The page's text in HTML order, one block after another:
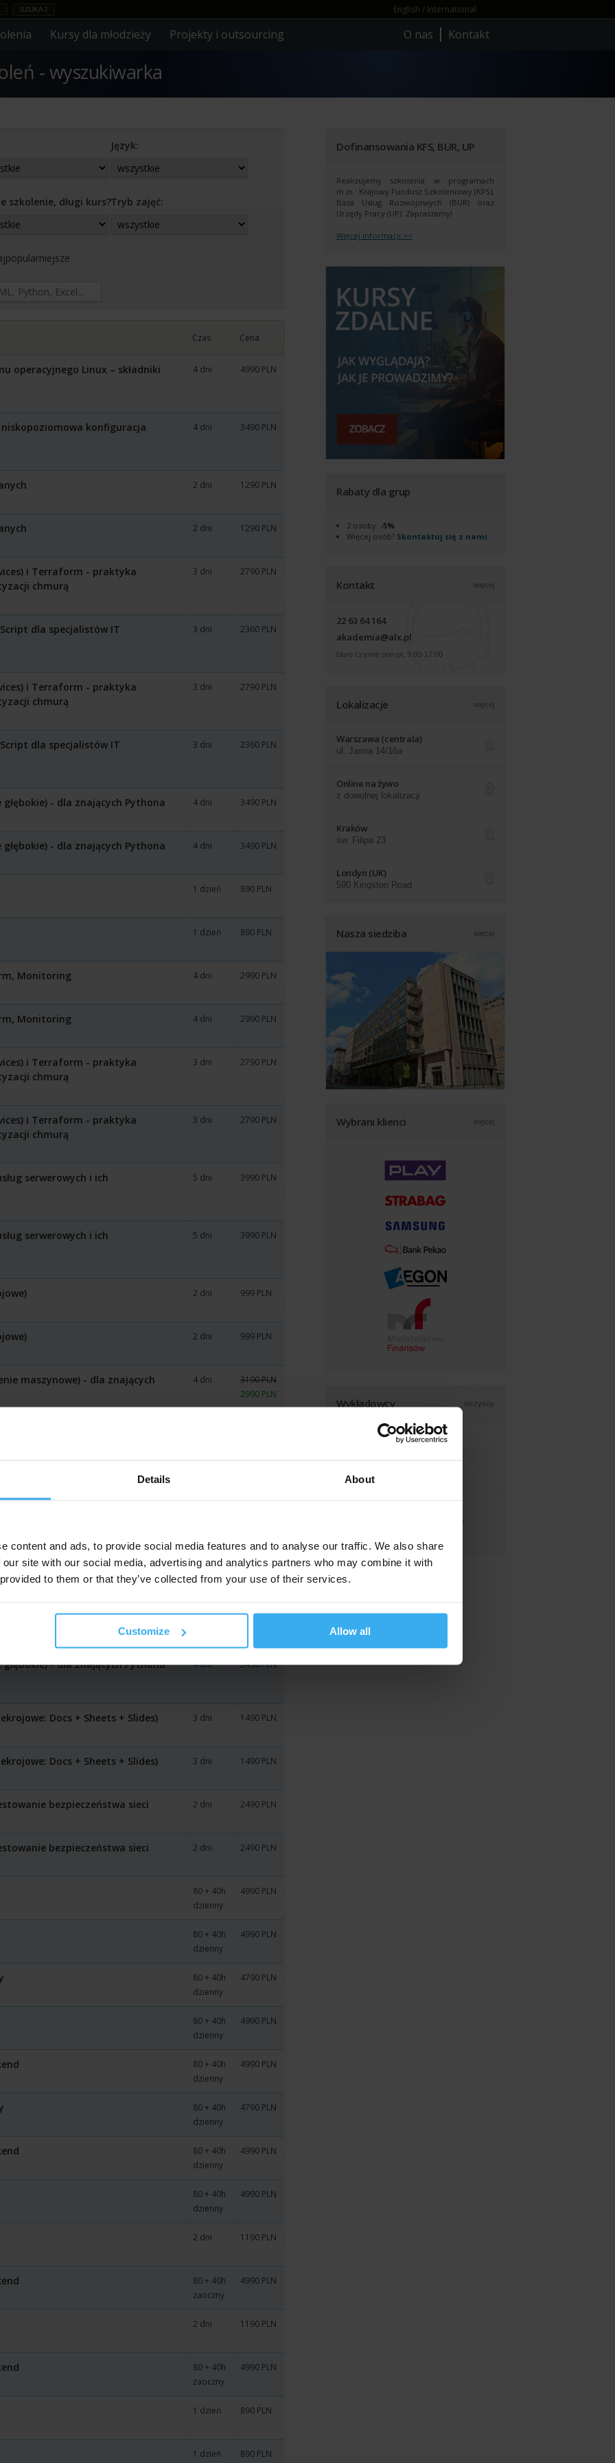
Details About
content and ads, to provide social media features and to analyse our traffic. We also share
site with our social media, advertising and analytics partners who may combine it with
to them or that they’ve collected from your use of their services.
Customize Allow all
English / International
Kursy dla młodzieży Projekty i outsourcing O nas Kontakt
- wyszukiwarka
Język:
szkolenie, długi kurs?Tryb zajęć:
Czas Cena
operacyjnego Linux – składniki
4 dni 4990 PLN
konfiguracja
4 dni 3490 PLN
2 dni 1290 PLN
2 dni 1290 PLN
i Terraform - praktyka
chmurą
3 dni 2790 PLN
dla specjalistów IT
3 dni 2360 PLN
i Terraform - praktyka
chmurą
3 dni 2790 PLN
dla specjalistów IT
3 dni 2360 PLN
głębokie) - dla znających Pythona 4 dni 3490 PLN
głębokie) - dla znających Pythona 4 dni 3490 PLN
1 dzień 890 PLN
1 dzień 890 PLN
Monitoring 4 dni 2990 PLN
Monitoring 4 dni 2990 PLN
i Terraform - praktyka
chmurą
3 dni 2790 PLN
i Terraform - praktyka
chmurą
3 dni 2790 PLN
serwerowych i ich
5 dni 3990 PLN
serwerowych i ich
5 dni 3990 PLN
2 dni 999 PLN
2 dni 999 PLN
maszynowe) - dla znających
4 dni
3190 PLN
2990 PLN
maszynowe) - dla znających
członków Zarządu i kadry
członków Zarządu i kadry
1 dzień 999 PLN
głębokie) - dla znających Pythona 4 dni 3490 PLN
- dla znających Pythona 4 dni 3490 PLN
Docs + Sheets + Slides) 3 dni 1490 PLN
Docs + Sheets + Slides) 3 dni 1490 PLN
bezpieczeństwa sieci 2 dni 2490 PLN
bezpieczeństwa sieci 2 dni 2490 PLN
80 + 40h
dzienny
4990 PLN
80 + 40h
dzienny
4990 PLN
80 + 40h
dzienny
4790 PLN
80 + 40h
dzienny
4990 PLN
80 + 40h
dzienny
4990 PLN
80 + 40h
dzienny
4790 PLN
80 + 40h
dzienny
4990 PLN
80 + 40h
dzienny
4990 PLN
2 dni 1190 PLN
80 + 40h
zaoczny
4990 PLN
2 dni 1190 PLN
80 + 40h
zaoczny
4990 PLN
1 dzień 890 PLN
1 dzień 890 PLN
Dofinansowania KFS, BUR, UP
Realizujemy szkolenia w programach
m.in.: Krajowy Fundusz Szkoleniowy (KFS),
Baza Usług Rozwojowych (BUR) oraz
Urzędy Pracy (UP). Zapraszamy!
Więcej informacji >>
Rabaty dla grup
2 osoby: -5%
Więcej osób? Skontaktuj się z nami
Kontakt więcej
22 63 64 164
akademia@alx.pl
biuro czynne pon-pt, 9:00-17:00
Lokalizacje więcej
Warszawa (centrala)
ul. Jasna 14/16a
Online na żywo
z dowolnej lokalizacji
Kraków
św. Filipa 23
Londyn (UK)
590 Kingston Road
Nasza siedziba więcej
Wybrani klienci więcej
Wykładowcy wszyscy
Rafał
C#, SQL Server, Oracle,